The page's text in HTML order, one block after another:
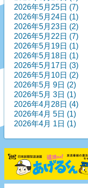
2026年5月25日 (7)
2026年5月24日 (1)
2026年5月23日 (2)
2026年5月22日 (7)
2026年5月19日 (1)
2026年5月18日 (1)
2026年5月17日 (3)
2026年5月10日 (2)
2026年5月 9日 (2)
2026年5月 3日 (1)
2026年4月28日 (4)
2026年4月 5日 (1)
2026年4月 1日 (1)